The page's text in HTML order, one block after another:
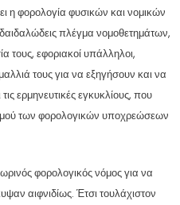
η φορολογία φυσικών και νομικών
πλέγμα νομοθετημάτων,
τους, εφοριακοί υπάλληλοι,
τους για να εξηγήσουν και να
ερμηνευτικές εγκυκλίους, που
των φορολογικών υποχρεώσεων
φορολογικός νόμος για να
αιφνιδίως. Έτσι τουλάχιστον